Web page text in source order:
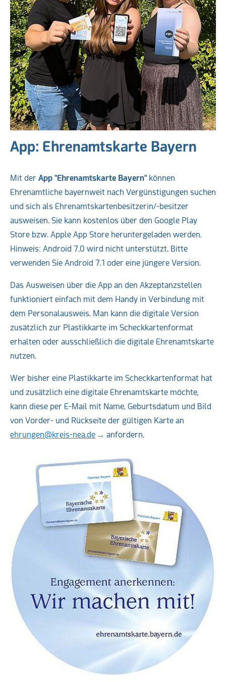
App: Ehrenamtskarte Bayern
Mit der App "Ehrenamtskarte Bayern" können
Ehrenamtliche bayernweit nach Vergünstigungen suchen
und sich als Ehrenamtskartenbesitzerin/-besitzer
ausweisen. Sie kann kostenlos über den Google Play
Store bzw. Apple App Store heruntergeladen werden.
Hinweis: Android 7.0 wird nicht unterstützt. Bitte
verwenden Sie Android 7.1 oder eine jüngere Version.
Das Ausweisen über die App an den Akzeptanzstellen
funktioniert einfach mit dem Handy in Verbindung mit
dem Personalausweis. Man kann die digitale Version
zusätzlich zur Plastikkarte im Scheckkartenformat
erhalten oder ausschließlich die digitale Ehrenamtskarte
nutzen.
Wer bisher eine Plastikkarte im Scheckkartenformat hat
und zusätzlich eine digitale Ehrenamtskarte möchte,
kann diese per E-Mail mit Name, Geburtsdatum und Bild
von Vorder- und Rückseite der gültigen Karte an
ehrungen@kreis-nea.de
anfordern.